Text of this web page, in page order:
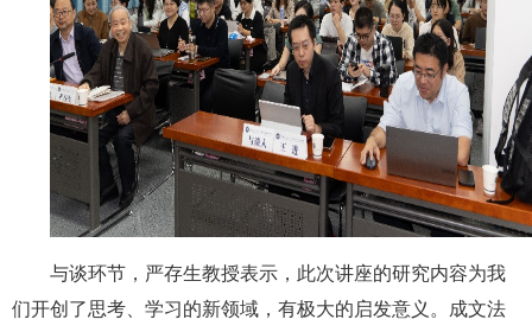
与谈环节，严存生教授表示，此次讲座的研究内容为我
们开创了思考、学习的新领域，有极大的启发意义。成文法